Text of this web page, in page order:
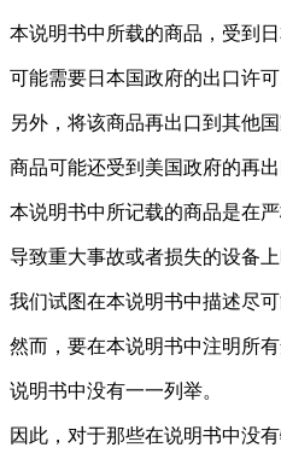
本说明书中所载的商品，受到
可能需要日本国政府的出口许可
另外，将该商品再出口到其他
商品可能还受到美国政府的再
本说明书中所记载的商品是在
导致重大事故或者损失的设备
我们试图在本说明书中描述尽可
然而，要在本说明书中注明所
说明书中没有一一列举。
因此，对于那些在说明书中没